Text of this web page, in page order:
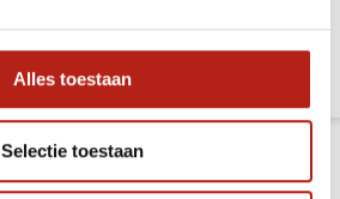
Alles toestaan
Selectie toestaan
43,99